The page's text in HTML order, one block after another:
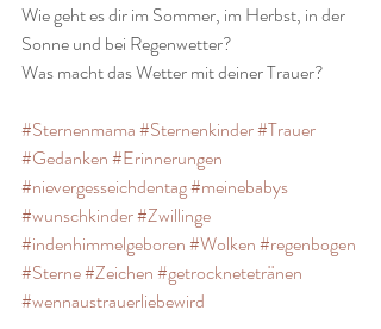
Wie geht es dir im Sommer, im Herbst, in der
Sonne und bei Regenwetter?
Was macht das Wetter mit deiner Trauer?
#Sternenmama#Sternenkinder#Trauer
#Gedanken#Erinnerungen
#nievergesseichdentag#meinebabys
#wunschkinder#Zwillinge
#indenhimmelgeboren#Wolken#regenbogen
#Sterne#Zeichen#getrocknetetränen
#wennaustrauerliebewird